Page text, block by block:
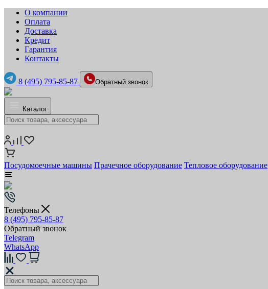
О компании
Оплата
Доставка
Кредит
Гарантия
Контакты
8 (495) 795-85-87 Обратный звонок
Каталог
Посудомоечные машины Прачечное оборудование Тепловое оборудование
Телефоны
8 (495) 795-85-87
Обратный звонок
Telegram
WhatsApp